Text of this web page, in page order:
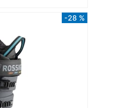
-28 %